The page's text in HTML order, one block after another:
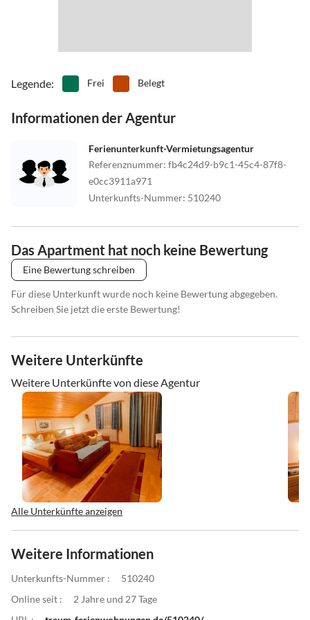
Legende: Frei Belegt
Informationen der Agentur
Ferienunterkunft-Vermietungsagentur
Referenznummer: fb4c24d9-b9c1-45c4-87f8-
e0cc3911a971
Unterkunfts-Nummer: 510240
Das Apartment hat noch keine Bewertung
Eine Bewertung schreiben
Für diese Unterkunft wurde noch keine Bewertung abgegeben.
Schreiben Sie jetzt die erste Bewertung!
Weitere Unterkünfte
Weitere Unterkünfte von diese Agentur
Alle Unterkünfte anzeigen
Weitere Informationen
Unterkunfts-Nummer :
510240
Online seit :
2 Jahre und 27 Tage